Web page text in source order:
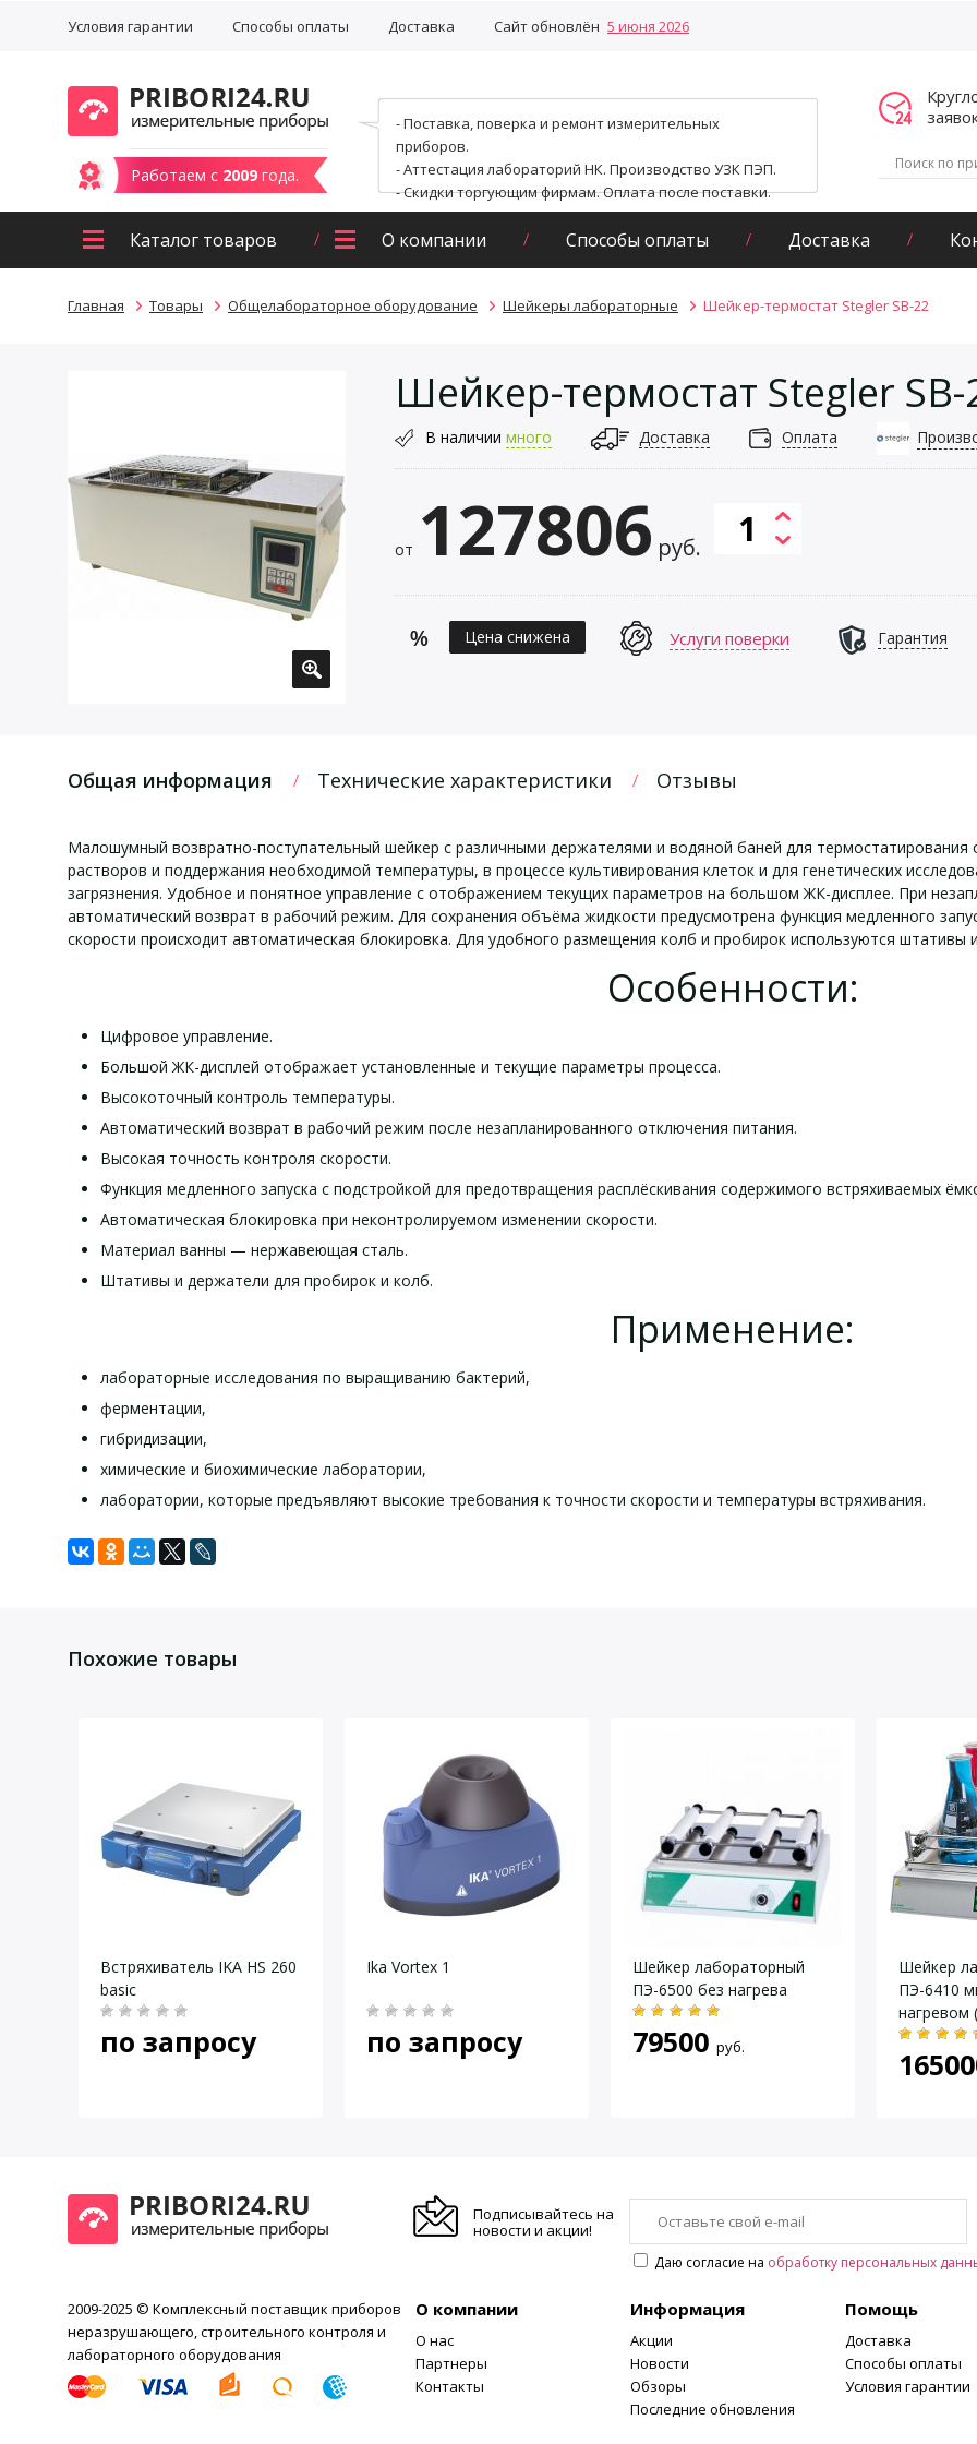
Условия гарантии Способы оплаты Доставка Сайт обновлён 5 июня 2026
Работаем с 2009 года.
- Поставка, поверка и ремонт измерительных
приборов.
- Аттестация лабораторий НК. Производство УЗК ПЭП.
- Скидки торгующим фирмам. Оплата после поставки.
Каталог товаров О компании Способы оплаты Доставка
Главная Товары Общелабораторное оборудование Шейкеры лабораторные Шейкер-термостат Stegler SB-22
Шейкер-термостат Stegler SB-
В наличии много Доставка Оплата
от 127806 руб.
Цена снижена Услуги поверки Гарантия
Общая информация Технические характеристики Отзывы
Малошумный возвратно-поступательный шейкер с различными держателями и водяной баней для
растворов и поддержания необходимой температуры, в процессе культивирования клеток и для генетических
загрязнения. Удобное и понятное управление с отображением текущих параметров на большом ЖК-дисплее. При
автоматический возврат в рабочий режим. Для сохранения объёма жидкости предусмотрена функция медленного
скорости происходит автоматическая блокировка. Для удобного размещения колб и пробирок используются штативы
Особенности:
Цифровое управление.
Большой ЖК-дисплей отображает установленные и текущие параметры процесса.
Высокоточный контроль температуры.
Автоматический возврат в рабочий режим после незапланированного отключения питания.
Высокая точность контроля скорости.
Функция медленного запуска с подстройкой для предотвращения расплёскивания содержимого встряхиваемых
Автоматическая блокировка при неконтролируемом изменении скорости.
Материал ванны — нержавеющая сталь.
Штативы и держатели для пробирок и колб.
Применение:
лабораторные исследования по выращиванию бактерий,
ферментации,
гибридизации,
химические и биохимические лаборатории,
лаборатории, которые предъявляют высокие требования к точности скорости и температуры встряхивания.
Объём бани, л
Размер ванны (Д × Ш × Г), мм
500×310×200
Размер платформы, мм
395×250
Рабочие места
100 мл×12 шт
500 мл×6 шт
Пробирки
14 мм×48 шт
19 мм×24 шт
Мощность, Вт
1500
Габаритные размеры (Ш х Г х В), мм
27
обработку персональных данных.
Похожие товары
Встряхиватель IKA HS 260
basic
по запросу
Ika Vortex 1
по запросу
Шейкер лабораторный
ПЭ-6500 без нагрева
79500 руб.
Шейкер
ПЭ-6410
нагревом
Подписывайтесь на
новости и акции!
Даю согласие на обработку персональных
2009-2025 © Комплексный поставщик приборов
неразрушающего, строительного контроля и
лабораторного оборудования
О компании
О нас
Партнеры
Контакты
Информация
Акции
Новости
Обзоры
Последние обновления
Помощь
Доставка
Способы оплаты
Условия гарантии